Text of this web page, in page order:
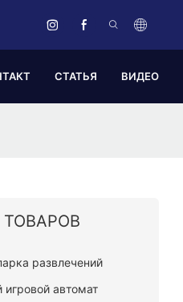
СТАТЬЯ ВИДЕО
развлечений
автомат